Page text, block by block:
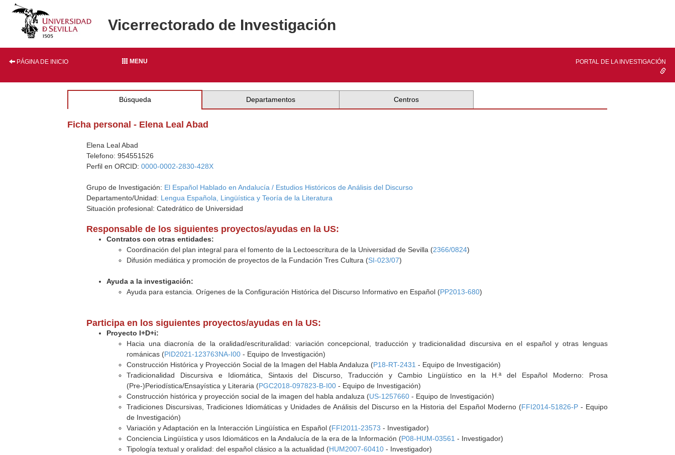
Vicerrectorado de Investigación
PÁGINA DE INICIO MENU PORTAL DE LA INVESTIGACIÓN
Búsqueda Departamentos Centros
Ficha personal - Elena Leal Abad
Elena Leal Abad
Telefono: 954551526
Perfil en ORCID:0000-0002-2830-428X
Grupo de Investigación: El Español Hablado en Andalucía / Estudios Históricos de Análisis del Discurso
Departamento/Unidad: Lengua Española, Lingüística y Teoría de la Literatura
Situación profesional: Catedrático de Universidad
Responsable de los siguientes proyectos/ayudas en la US:
Contratos con otras entidades:
Coordinación del plan integral para el fomento de la Lectoescritura de la Universidad de Sevilla (2366/0824)
Difusión mediática y promoción de proyectos de la Fundación Tres Cultura (SI-023/07)
Ayuda a la investigación:
Ayuda para estancia. Orígenes de la Configuración Histórica del Discurso Informativo en Español (PP2013-680)
Participa en los siguientes proyectos/ayudas en la US:
Proyecto I+D+i:
Hacia una diacronía de la oralidad/escrituralidad: variación concepcional, traducción y tradicionalidad discursiva en el español y otras lenguas
románicas (PID2021-123763NA-I00 - Equipo de Investigación)
Construcción Histórica y Proyección Social de la Imagen del Habla Andaluza (P18-RT-2431 - Equipo de Investigación)
Tradicionalidad Discursiva e Idiomática, Sintaxis del Discurso, Traducción y Cambio Lingüístico en la H.ª del Español Moderno: Prosa
(Pre-)Periodística/Ensayística y Literaria (PGC2018-097823-B-I00 - Equipo de Investigación)
Construcción histórica y proyección social de la imagen del habla andaluza (US-1257660 - Equipo de Investigación)
Tradiciones Discursivas, Tradiciones Idiomáticas y Unidades de Análisis del Discurso en la Historia del Español Moderno (FFI2014-51826-P- Equipo
de Investigación)
Variación y Adaptación en la Interacción Lingüística en Español (FFI2011-23573 - Investigador)
Conciencia Lingüística y usos Idiomáticos en la Andalucía de la era de la Información (P08-HUM-03561 - Investigador)
Tipología textual y oralidad: del español clásico a la actualidad (HUM2007-60410 - Investigador)